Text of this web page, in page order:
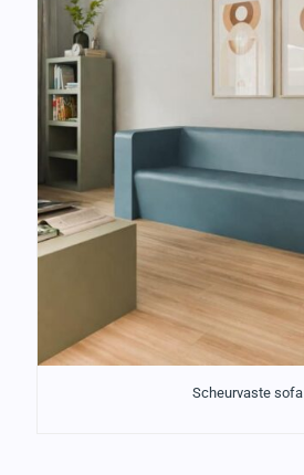
Scheurvaste sofa